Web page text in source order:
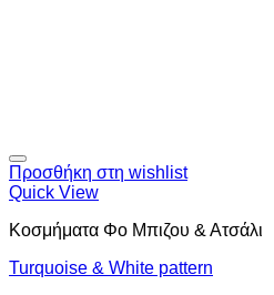
Προσθήκη στη wishlist
Quick View
Κοσμήματα Φο Μπιζου & Ατσάλι
Turquoise & White pattern